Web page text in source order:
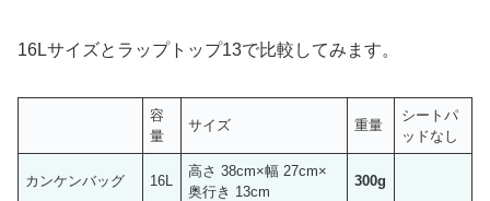
16Lサイズとラップトップ13で比較してみます。
容
量
サイズ 重量
シートパ
ッドなし
カンケンバッグ 16L
高さ 38cm×幅 27cm×
奥行き 13cm
300g